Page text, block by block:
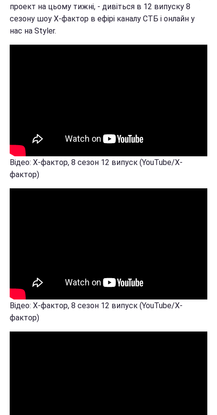
проект на цьому тижні, - дивіться в 12 випуску 8
сезону шоу Х-фактор в ефірі каналу СТБ і онлайн у
нас на Styler.
Відео: Х-фактор, 8 сезон 12 випуск (YouTube/Х-
фактор)
Відео: Х-фактор, 8 сезон 12 випуск (YouTube/Х-
фактор)